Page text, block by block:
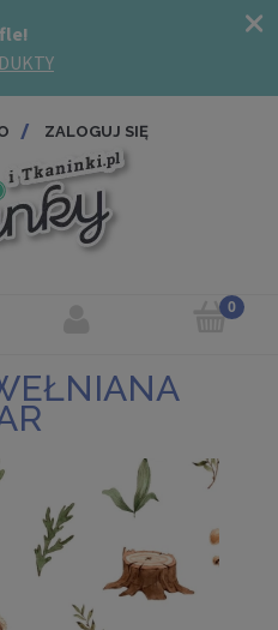
ZALOGUJ SIĘ